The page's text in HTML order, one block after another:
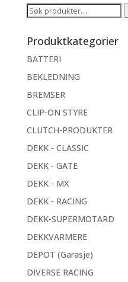
Søk
Produktkategorier
BATTERI
BEKLEDNING
BREMSER
CLIP-ON STYRE
CLUTCH-PRODUKTER
DEKK - CLASSIC
DEKK - GATE
DEKK - MX
DEKK - RACING
DEKK-SUPERMOTARD
DEKKVARMERE
DEPOT (Garasje)
DIVERSE RACING